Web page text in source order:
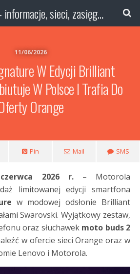
gsm.biz.pl - informacje, sieci, zasięg technologie
11/06/2026
W Edycji Brilliant
W Polsce I Trafia Do
Orange
Pin Mail SMS
2026 r.– Motorola
limitowanej edycji smartfona
w modowej odsłonie Brilliant
Swarovski. Wyjątkowy zestaw,
oraz słuchawek moto buds 2
w ofercie sieci Orange oraz w
Lenovo i Motorola.